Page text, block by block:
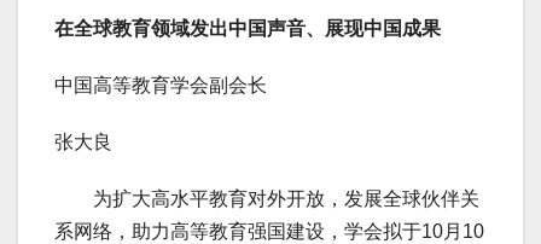
在全球教育领域发出中国声音、展现中国成果
中国高等教育学会副会长
张大良
为扩大高水平教育对外开放，发展全球伙伴关
系网络，助力高等教育强国建设，学会拟于10月10